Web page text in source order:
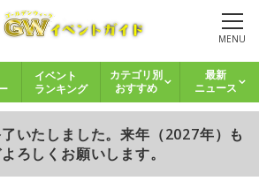
MENU
イベント
ランキング
カテゴリ別
おすすめ
最新
ニュース
いたしました。来年（2027年）も
ろしくお願いします。